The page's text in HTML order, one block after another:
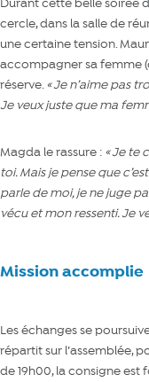
Durant cette belle soirée
cercle, dans la salle de
une certaine tension.
accompagner sa femme
réserve.« Je n’aime pas
Je veux juste que ma
Magda le rassure : « Je te
toi. Mais je pense que
parle de moi, je ne juge
vécu et mon ressenti. Je
Mission accomplie
Les échanges se
répartit sur l’assemblée,
de 19h00, la consigne est